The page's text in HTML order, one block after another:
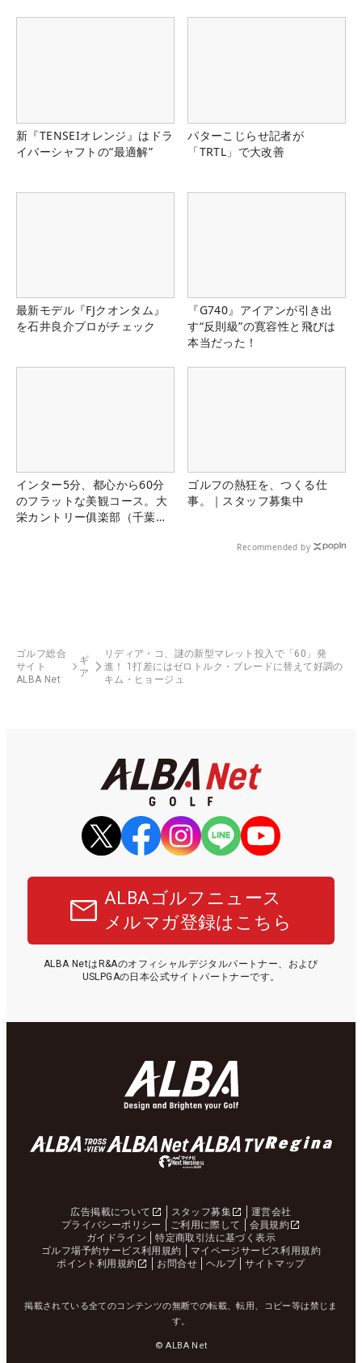
新『TENSEIオレンジ』はドラ
イバーシャフトの“最適解”
パターこじらせ記者が
「TRTL」で大改善
最新モデル『FJクオンタム』
を石井良介プロがチェック
『G740』アイアンが引き出
す“反則級”の寛容性と飛びは
本当だった！
インター5分、都心から60分
のフラットな美観コース。大
栄カントリー俱楽部（千葉
ゴルフの熱狂を、つくる仕
事。｜スタッフ募集中
Recommended by
ゴルフ総合
サイト
ALBA Net
ギ
ア
リディア・コ、謎の新型マレット投入で「60」発
進！ 1打差にはゼロトルク・ブレードに替えて好調の
キム・ヒョージュ
ALBAゴルフニュース
メルマガ登録はこちら
ALBA NetはR&Aのオフィシャルデジタルパートナー、および
USLPGAの日本公式サイトパートナーです。
広告掲載について スタッフ募集
運営会社
プライバシーポリシー
ご利用に際して
会員規約
ガイドライン
特定商取引法に基づく表示
ゴルフ場予約サービス利用規約
マイページサービス利用規約
ポイント利用規約
お問合せ ヘルプ サイトマップ
掲載されている全てのコンテンツの無断での転載、転用、コピー等は禁じま
す。
© ALBA Net